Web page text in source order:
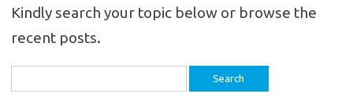
Kindly search your topic below or browse the
recent posts.
for: